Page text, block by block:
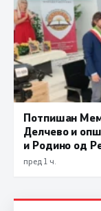
Потпишан
Делчево и
и Родино од
пред 1 ч.